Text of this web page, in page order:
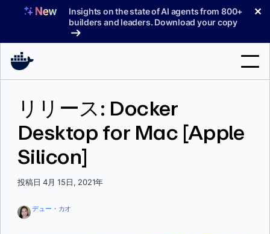
へ
Insights on the state of AI agents from 800+
builders and leaders. Download your copy
✕
サポート
索リリース: Docker
Desktop for Mac [Apple
Silicon]
投稿日 4月 15日, 2021年
デュー・カオ